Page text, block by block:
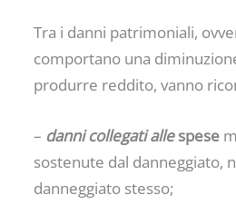
Tra i danni patrimoniali,
comportano una
produrre reddito, vanno
– danni collegati allespese
sostenute dal danneggiato,
danneggiato stesso;